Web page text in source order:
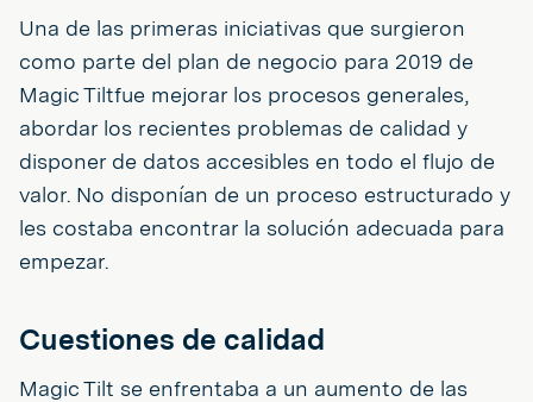
Una de las primeras iniciativas que surgieron
como parte del plan de negocio para 2019 de
Magic Tiltfue mejorar los procesos generales,
abordar los recientes problemas de calidad y
disponer de datos accesibles en todo el flujo de
valor. No disponían de un proceso estructurado y
les costaba encontrar la solución adecuada para
empezar.
Cuestiones de calidad
Magic Tilt se enfrentaba a un aumento de las